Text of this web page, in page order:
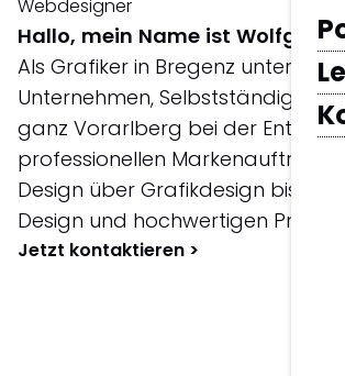
Hallo, mein Name ist Wolfgang
Als Grafiker in Bregenz
Unternehmen, Selbstständige
ganz Vorarlberg bei der
professionellen Markenauftritts.
Design über Grafikdesign bis hin
Design und hochwertigen
Jetzt kontaktieren >